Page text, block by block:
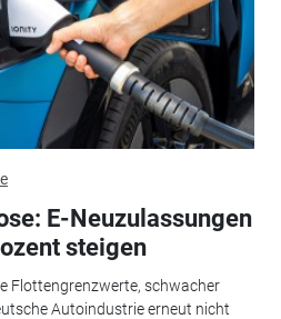
E-Neuzulassungen
steigen
Flottengrenzwerte, schwacher
Autoindustrie erneut nicht